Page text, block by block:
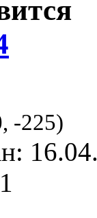
, -225)